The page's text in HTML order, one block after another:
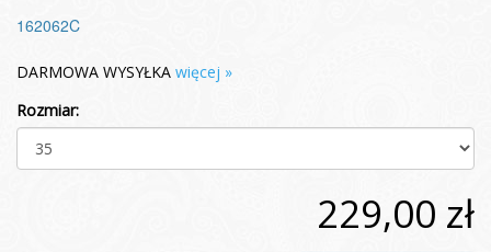
162062C
DARMOWA WYSYŁKA więcej »
Rozmiar:
229,00 zł